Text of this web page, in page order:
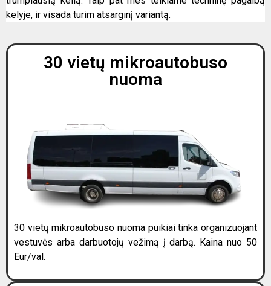
kelyje, ir visada turim atsarginį variantą.
30 vietų mikroautobuso
nuoma
30 vietų mikroautobuso nuoma puikiai tinka organizuojant
vestuvės arba darbuotojų vežimą į darbą. Kaina nuo 50
Eur/val.